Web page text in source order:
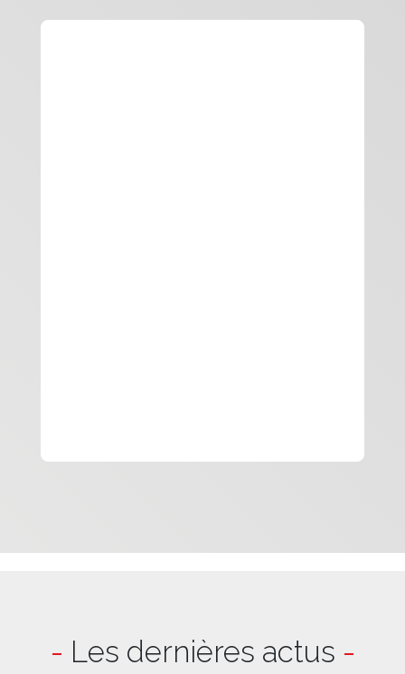
- Les dernières actus -